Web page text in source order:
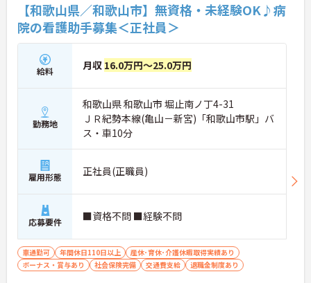
【和歌山県／和歌山市】無資格・未経験OK♪病
院の看護助手募集＜正社員＞
給料 月収 16.0万円～25.0万円
勤務地
和歌山県 和歌山市 堀止南ノ丁4-31
ＪＲ紀勢本線(亀山－新宮)「和歌山市駅」バ
ス・車10分
雇用形態 正社員(正職員)
応募要件 ■資格不問 ■経験不問
車通勤可 年間休日110日以上
産休･育休･介護休暇取得実績あり
ボーナス・賞与あり
社会保険完備 交通費支給 退職金制度あり